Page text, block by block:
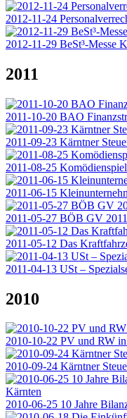
2012-11-24
2012-11-29 BeSt³-Messe
2011
2011-10-20 BAO
2011-09-23 Kärntner
2011-08-25
2011-06-15
2011-05-27 BÖB GV
2011-05-12 Das
2011-04-13 USt –
2010
2010-10-22 PV und RW
2010-09-24 Kärntner
2010-06-25 10 Jahre